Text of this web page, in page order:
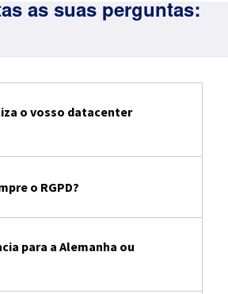
as suas perguntas:
o vosso datacenter
o RGPD?
para a Alemanha ou